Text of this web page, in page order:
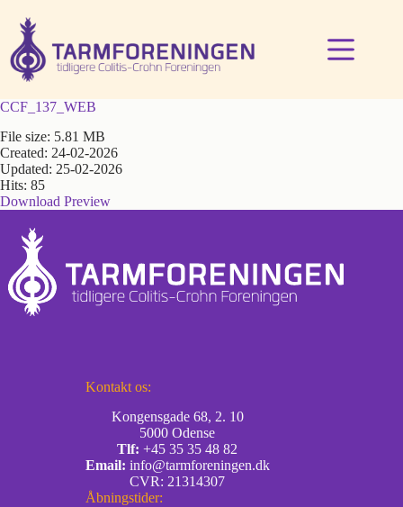
indhold
CCF_137_WEB
File size: 5.81 MB
Created: 24-02-2026
Updated: 25-02-2026
Hits: 85
Download Preview
Kontakt os:
Kongensgade 68, 2. 10
5000 Odense
Tlf: +45 35 35 48 82
Email: info@tarmforeningen.dk
CVR: 21314307
Åbningstider: